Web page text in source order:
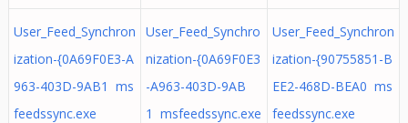
User_Feed_Synchron
ization-{0A69F0E3-A
963-403D-9AB1 ms
feedssync.exe
User_Feed_Synchro
nization-{0A69F0E3
-A963-403D-9AB
1 msfeedssync.exe
User_Feed_Synchron
ization-{90755851-B
EE2-468D-BEA0 ms
feedssync.exe